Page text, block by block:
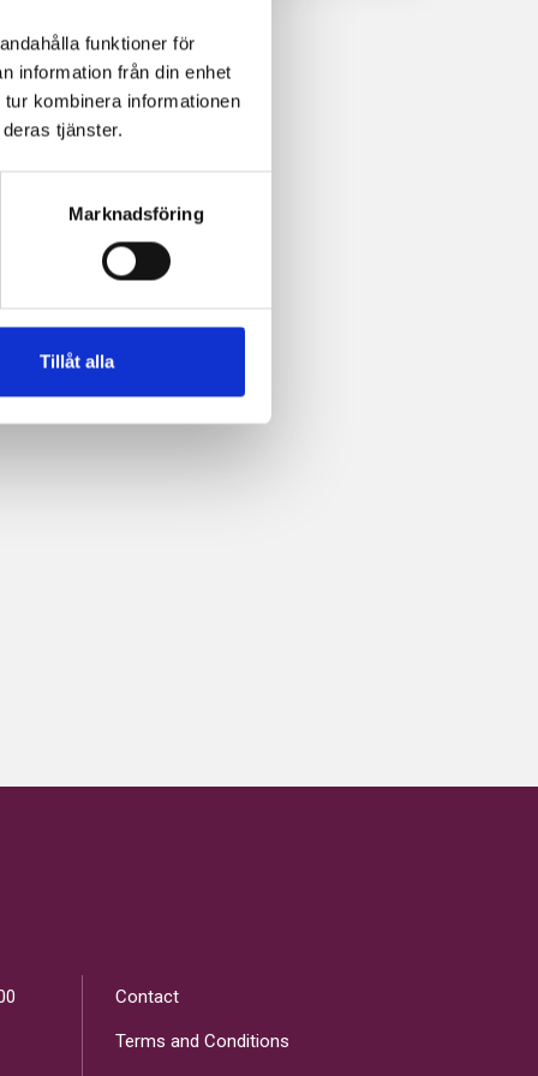
funktioner för
information från din enhet
kombinera informationen
tjänster.
Marknadsföring
Tillåt alla
Contact
Terms and Conditions